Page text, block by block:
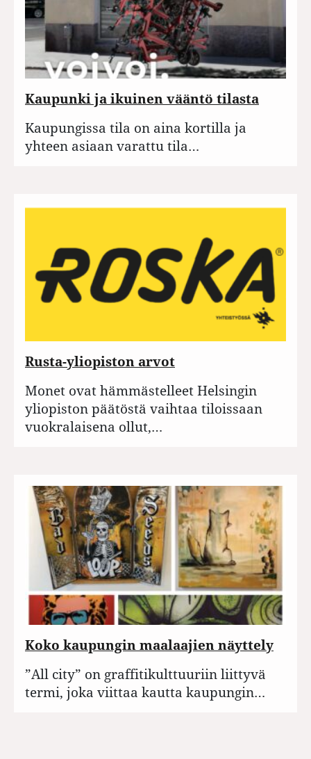
Kaupunki ja ikuinen vääntö tilasta
Kaupungissa tila on aina kortilla ja
yhteen asiaan varattu tila…
Rusta-yliopiston arvot
Monet ovat hämmästelleet Helsingin
yliopiston päätöstä vaihtaa tiloissaan
vuokralaisena ollut,…
Koko kaupungin maalaajien näyttely
”All city” on graffitikulttuuriin liittyvä
termi, joka viittaa kautta kaupungin…